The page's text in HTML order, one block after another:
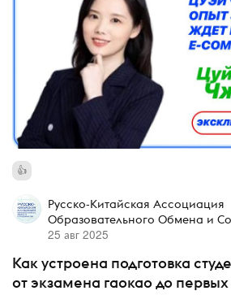
Русско-Китайская Ассоциация
Образовательного Обмена и
25 авг 2025
Как устроена подготовка
от экзамена гаокао до